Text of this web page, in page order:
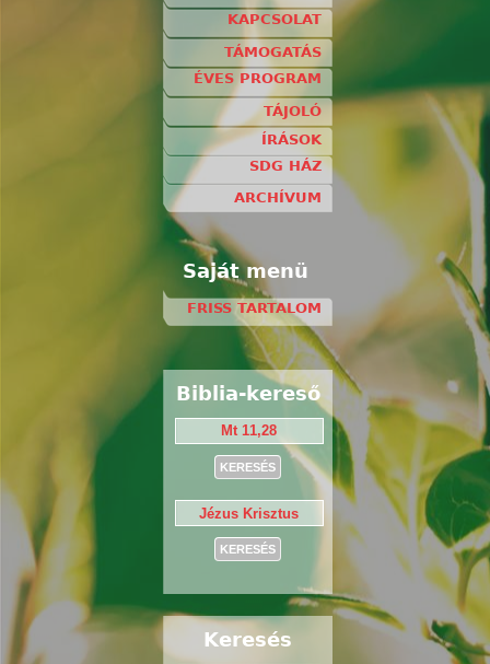
KAPCSOLAT
TÁMOGATÁS
ÉVES PROGRAM
TÁJOLÓ
ÍRÁSOK
SDG HÁZ
ARCHÍVUM
Saját menü
FRISS TARTALOM
Biblia-kereső
Keresés